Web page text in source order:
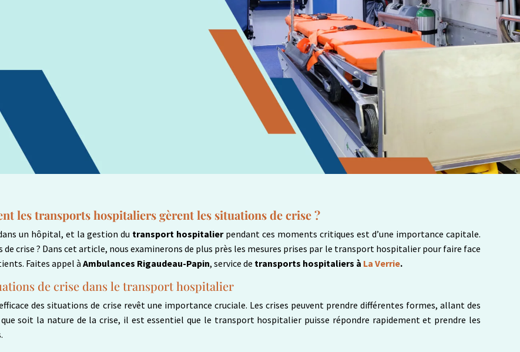
les transports hospitaliers gèrent les situations de crise ?
un hôpital, et la gestion du transport hospitalier pendant ces moments critiques est d’une importance capitale.
crise ? Dans cet article, nous examinerons de plus près les mesures prises par le transport hospitalier pour faire face
Faites appel à Ambulances Rigaudeau-Papin, service de transports hospitaliers à La Verrie.
de crise dans le transport hospitalier
des situations de crise revêt une importance cruciale. Les crises peuvent prendre différentes formes, allant des
soit la nature de la crise, il est essentiel que le transport hospitalier puisse répondre rapidement et prendre les